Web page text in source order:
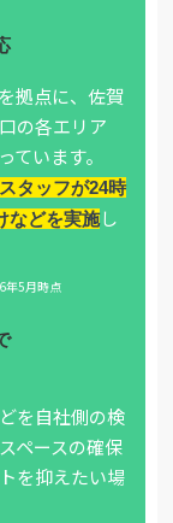
拠点に、佐賀
の各エリア
います。
タッフが24時
などを実施し
年5月時点
を自社側の検
ペースの確保
を抑えたい場